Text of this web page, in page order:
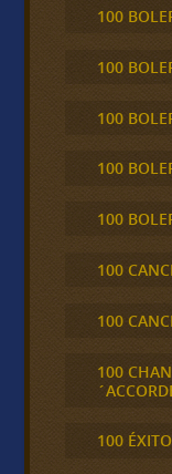
100
100
100
100
100
100
100
100
100